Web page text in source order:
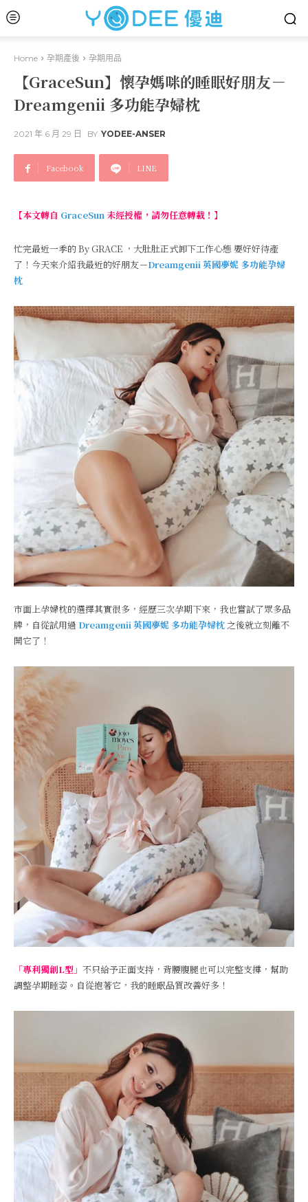
Home 孕期產後 孕期用品
【GraceSun】懷孕媽咪的睡眠好朋友－
Dreamgenii 多功能孕婦枕
2021 年 6 月 29 日 BY YODEE-ANSER
Facebook LINE
【本文轉自 GraceSun未經授權，請勿任意轉載！】
忙完最近一季的 By GRACE ，大肚肚正式卸下工作心態 要好好待產
了！今天來介紹我最近的好朋友－Dreamgenii 英國夢妮 多功能孕婦
枕
市面上孕婦枕的選擇其實很多，經歷三次孕期下來，我也嘗試了眾多品
牌，自從試用過 Dreamgenii 英國夢妮 多功能孕婦枕 之後就立刻離不
開它了！
「專利獨創L型」 不只給予正面支持，背腰腹腿也可以完整支撐，幫助
調整孕期睡姿。自從抱著它，我的睡眠品質改善好多！